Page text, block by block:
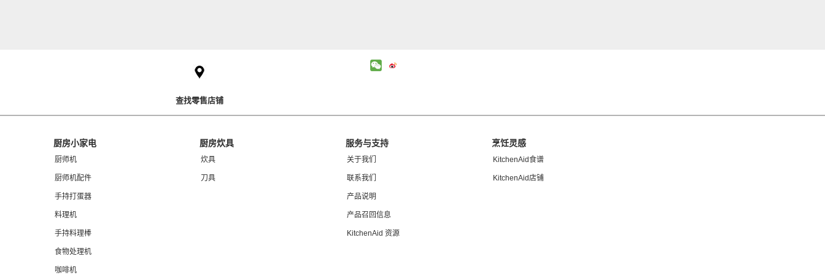
find
查找零售店铺
Footer
厨房小家电
厨师机
厨师机配件
手持打蛋器
料理机
手持料理棒
食物处理机
咖啡机
厨房炊具
炊具
刀具
服务与支持
关于我们
联系我们
产品说明
产品召回信息
KitchenAid 资源
烹饪灵感
KitchenAid食谱
KitchenAid店铺